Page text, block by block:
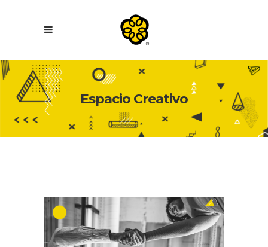
Espacio Creativo